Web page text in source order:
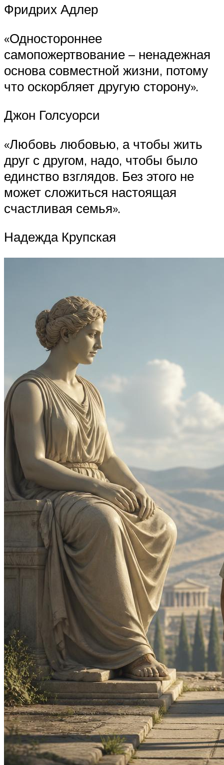
Фридрих Адлер
«Одностороннее
самопожертвование – ненадежная
основа совместной жизни, потому
что оскорбляет другую сторону».
Джон Голсуорси
«Любовь любовью, а чтобы жить
друг с другом, надо, чтобы было
единство взглядов. Без этого не
может сложиться настоящая
счастливая семья».
Надежда Крупская